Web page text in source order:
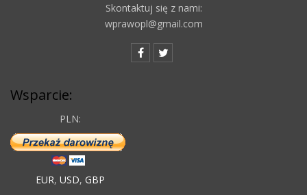
Skontaktuj się z nami:
wprawopl@gmail.com
Wsparcie:
PLN:
EUR, USD, GBP